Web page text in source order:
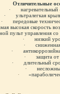
Отличительные
·
нагревательный
·
ультралегкая
·
передовые
высокая скорость
пульт управления
·
низкий
·
·
·
защита от
·
длительный
·
·